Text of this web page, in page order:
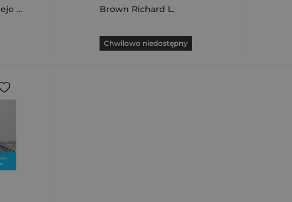
Waddell DavidBrown Richard L.
Chwilowo niedostępny